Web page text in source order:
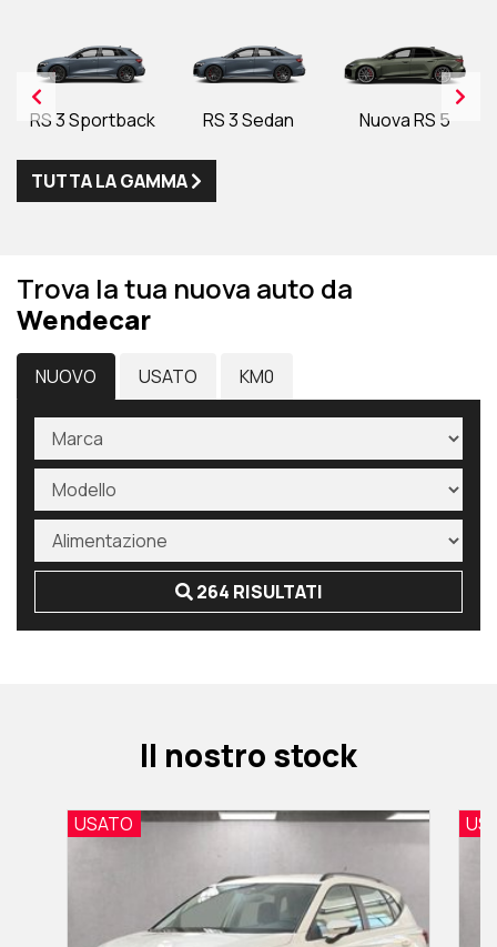
RS 3 Sportback RS 3 Sedan Nuova RS 5
TUTTA LA GAMMA
Trova la tua nuova auto da
Wendecar
NUOVO USATO KM0
264 RISULTATI
Il nostro stock
USATO